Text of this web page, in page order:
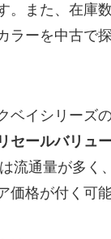
。また、在庫
ラーを中古で
ベイシリーズ
リセールバリュ
流通量が多く
価格が付く可